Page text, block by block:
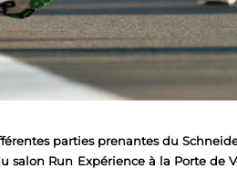
parties prenantes du
salon Run Expérience à la Porte de